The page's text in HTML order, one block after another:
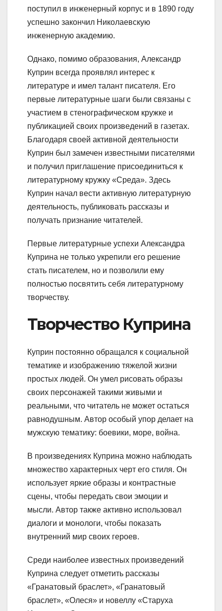
поступил в инженерный корпус и в 1890 году
успешно закончил Николаевскую
инженерную академию.
Однако, помимо образования, Александр
Куприн всегда проявлял интерес к
литературе и имел талант писателя. Его
первые литературные шаги были связаны с
участием в стенографическом кружке и
публикацией своих произведений в газетах.
Благодаря своей активной деятельности
Куприн был замечен известными писателями
и получил приглашение присоединиться к
литературному кружку «Среда». Здесь
Куприн начал вести активную литературную
деятельность, публиковать рассказы и
получать признание читателей.
Первые литературные успехи Александра
Куприна не только укрепили его решение
стать писателем, но и позволили ему
полностью посвятить себя литературному
творчеству.
Творчество Куприна
Куприн постоянно обращался к социальной
тематике и изображению тяжелой жизни
простых людей. Он умел рисовать образы
своих персонажей такими живыми и
реальными, что читатель не может остаться
равнодушным. Автор особый упор делает на
мужскую тематику: боевики, море, война.
В произведениях Куприна можно наблюдать
множество характерных черт его стиля. Он
использует яркие образы и контрастные
сцены, чтобы передать свои эмоции и
мысли. Автор также активно использовал
диалоги и монологи, чтобы показать
внутренний мир своих героев.
Среди наиболее известных произведений
Куприна следует отметить рассказы
«Гранатовый браслет», «Гранатовый
браслет», «Олеся» и новеллу «Старуха